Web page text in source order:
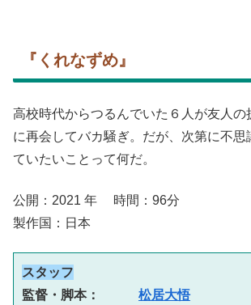
『くれなずめ』
高校時代からつるんでいた６人が友人の
に再会してバカ騒ぎ。だが、次第に不思
ていたいことって何だ。
公開：2021 年 時間：96分
製作国：日本
スタッフ
監督・脚本： 松居大悟